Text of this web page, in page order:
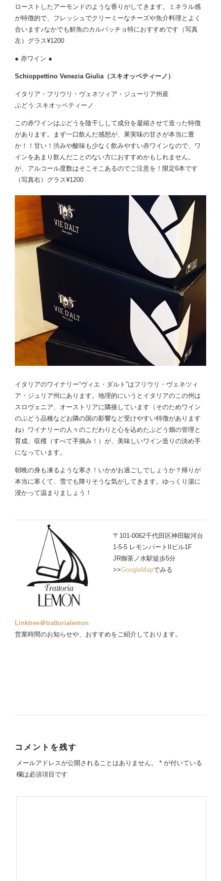
ローストしたアーモンドのような香りがしてきます。ミネラル感
が特徴的で、フレッシュでクリーミーなチーズや魚介料理とよく
合います♪なかでも鮮魚のカルパッチョ特におすすめです（写真
左）グラス¥1200
● 赤ワイン ●
Schioppettino Venezia Giulia（スキオッペティーノ）
イタリア・フリウリ・ヴェネツィア・ジューリア州産
ぶどう:スキオッペティーノ
この赤ワインはぶどうを陰干しして成分を凝縮させて造った特徴
があります。まず一口飲んだ感想が、果実味の甘さが本当に豊
か！！甘い！渋みや酸味も少なく飲みやすい赤ワインなので、ワ
インをあまり飲んだことのない方におすすめかもしれません。
が、アルコール度数はそこそこあるのでご注意を！限定6本です
（写真右）グラス¥1200
イタリアのワイナリー“ヴィエ・ダルト”はフリウリ・ヴェネツィ
ア・ジュリア州にあります。地理的にいうとイタリアのこの州は
スロヴェニア、オーストリアに隣接しています（そのためワイン
のぶどう品種などお隣の国の影響など受けやすい特徴があります
ね）ワイナリーの人々のこだわりと心を込めたぶどう畑の管理と
育成、収穫（すべて手摘み！）が、美味しいワイン造りの決め手
になっています。
朝晩の身も凍るような寒さ！いかがお過ごしでしょうか？帰りが
本当に寒くて、雪でも降りそうな気がしてきます。ゆっくり湯に
浸かって温まりましょう！
〒101-0062千代田区神田駿河台
1-5-5 レモンパートIIビル1F
JR御茶ノ水駅徒歩5分
>>GoogleMapでみる
Linktree＠trattorialemon
営業時間のお知らせや、おすすめをご紹介しております。
コメントを残す
メールアドレスが公開されることはありません。 *が付いている
欄は必須項目です